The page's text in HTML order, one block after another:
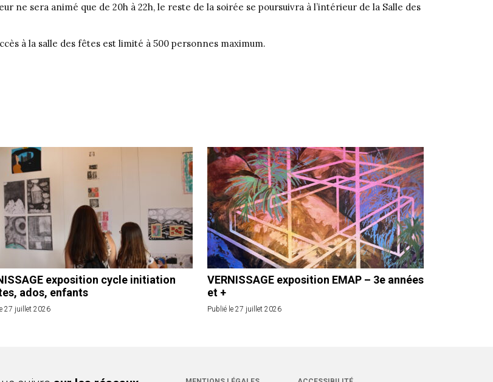
ne sera animé que de 20h à 22h, le reste de la soirée se poursuivra à l’intérieur de la Salle des
à la salle des fêtes est limité à 500 personnes maximum.
exposition cycle initiation
ados, enfants
27 juillet 2026
VERNISSAGE exposition EMAP – 3e années
et +
Publié le 27 juillet 2026